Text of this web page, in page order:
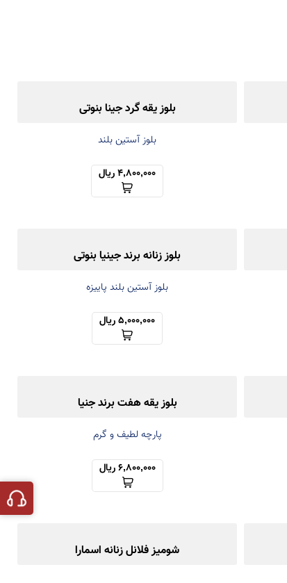
بلوز یقه گرد جینا بنوتی
بلوز آستین بلند
4,800,000 ریال
بلوز زنانه برند جینیا بنوتی
بلوز آستین بلند پاییزه
5,000,000 ریال
بلوز یقه هفت برند جنیا
پارچه لطیف و گرم
6,800,000 ریال
شومیز فلانل زنانه اسمارا